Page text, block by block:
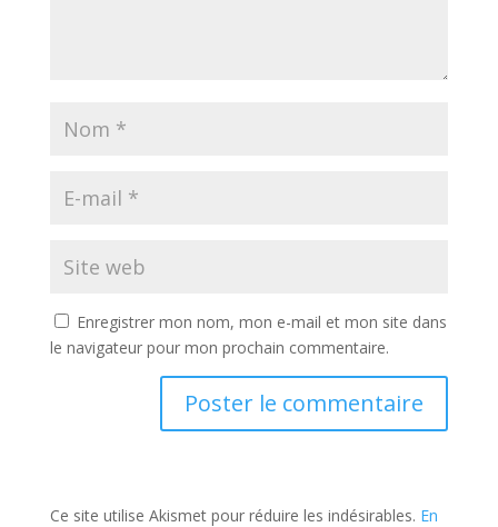
Enregistrer mon nom, mon e-mail et mon site dans
le navigateur pour mon prochain commentaire.
Ce site utilise Akismet pour réduire les indésirables. En